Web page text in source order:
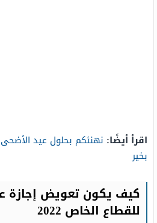
اقرأ أيضًا: نهنئكم بحلول عيد
بخير
كيف يكون تعويض إجازة
للقطاع الخاص 2022